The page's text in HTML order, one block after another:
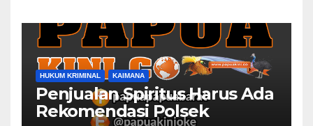
HUKUM KRIMINAL KAIMANA
Penjualan Spiritus Harus Ada
Rekomendasi Polsek